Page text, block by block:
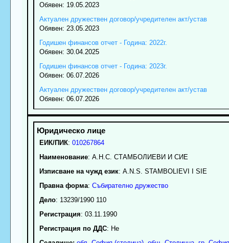
Обявен: 19.05.2023
Актуален дружествен договор/учредителен акт/устав
Обявен: 23.05.2023
Годишен финансов отчет - Година: 2022г.
Обявен: 30.04.2025
Годишен финансов отчет - Година: 2023г.
Обявен: 06.07.2026
Актуален дружествен договор/учредителен акт/устав
Обявен: 06.07.2026
ЕИК/ПИК:010267864
Наименование:А.Н.С. СТАМБОЛИЕВИ И СИЕ
Изписване на чужд език: A.N.S. STAMBOLIEVI I SIE
Правна форма:Събирателно дружество
Дело: 13239/1990 110
Регистрация: 03.11.1990
Регистрация по ДДС: Нe